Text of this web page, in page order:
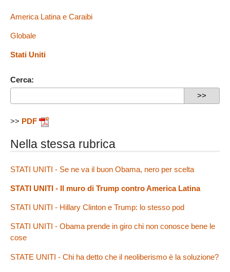
America Latina e Caraibi
Globale
Stati Uniti
Cerca:
>> PDF
Nella stessa rubrica
STATI UNITI - Se ne va il buon Obama, nero per scelta
STATI UNITI - Il muro di Trump contro America Latina
STATI UNITI - Hillary Clinton e Trump: lo stesso pod
STATI UNITI - Obama prende in giro chi non conosce bene le
cose
STATE UNITI - Chi ha detto che il neoliberismo è la soluzione?